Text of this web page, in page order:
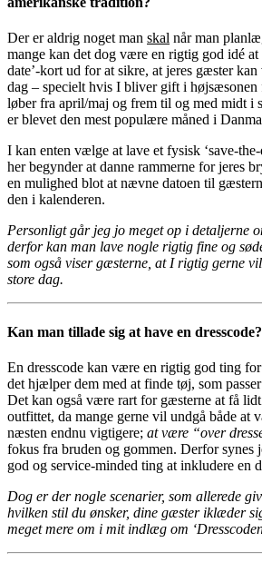
Der er aldrig noget man skal når man
mange kan det dog være en rigtig god idé at
date’-kort ud for at sikre, at jeres gæster
dag – specielt hvis I bliver gift i
løber fra april/maj og frem til og med midt i
er blevet den mest populære måned i
I kan enten vælge at lave et fysisk ‘save-
her begynder at danne rammerne for jeres
en mulighed blot at nævne datoen til
den i kalenderen.
Personligt går jeg jo meget op i detaljerne
derfor kan man lave nogle rigtig fine og
som også viser gæsterne, at I rigtig gerne
store dag.
Kan man tillade sig at have en dresscode?
En dresscode kan være en rigtig god ting
det hjælper dem med at finde tøj, som
Det kan også være rart for gæsterne at få
outfittet, da mange gerne vil undgå både at
næsten endnu vigtigere; at være “over
fokus fra bruden og gommen. Derfor synes
god og service-minded ting at inkludere en
Dog er der nogle scenarier, som allerede
hvilken stil du ønsker, dine gæster iklæder
meget mere om i mit indlæg om